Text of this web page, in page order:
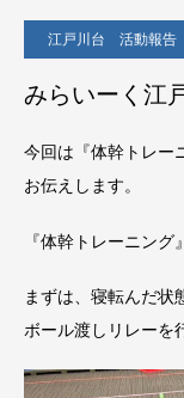
江戸川台 活動報告
みらいーく江
今回は『体幹トレー
お伝えします。
『体幹トレーニング』
まずは、寝転んだ状
ボール渡しリレーを